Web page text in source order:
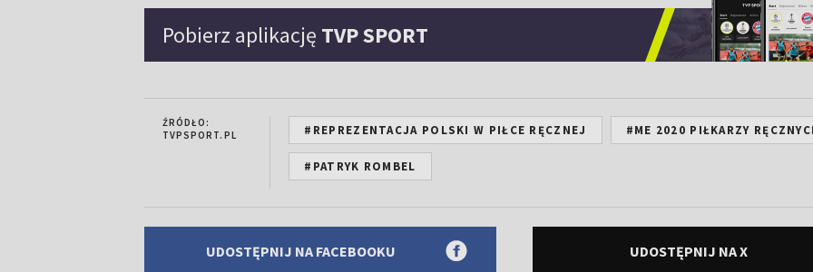
Pobierz aplikację TVP SPORT
ŹRÓDŁO:
TVPSPORT.PL
#REPREZENTACJA POLSKI W PIŁCE RĘCZNEJ #ME 2020 PIŁKARZY
#PATRYK ROMBEL
UDOSTĘPNIJ NA FACEBOOKU UDOSTĘPNIJ NA X